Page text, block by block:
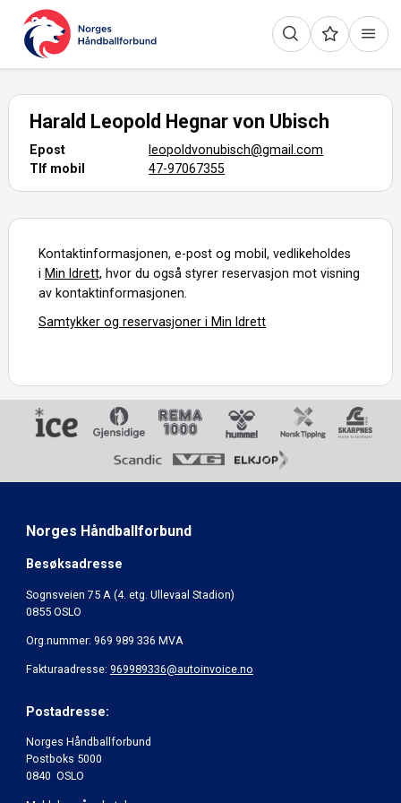
Harald Leopold Hegnar von Ubisch
Epost
leopoldvonubisch@gmail.com
Tlf mobil
47-97067355
Kontaktinformasjonen, e-post og mobil, vedlikeholdes
i Min Idrett, hvor du også styrer reservasjon mot visning
av kontaktinformasjonen.
Samtykker og reservasjoner i Min Idrett
Norges Håndballforbund
Besøksadresse
Sognsveien 75 A (4. etg. Ullevaal Stadion)
0855 OSLO
Org.nummer: 969 989 336 MVA
Fakturaadresse: 969989336@autoinvoice.no
Postadresse:
Norges Håndballforbund
Postboks 5000
0840 OSLO